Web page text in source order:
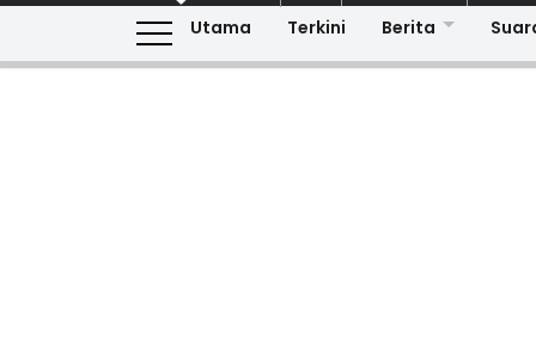
Utama Terkini Berita